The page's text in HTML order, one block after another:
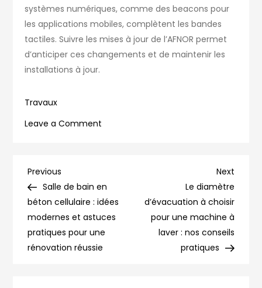
systèmes numériques, comme des beacons pour
les applications mobiles, complètent les bandes
tactiles. Suivre les mises à jour de l’AFNOR permet
d’anticiper ces changements et de maintenir les
installations à jour.
Travaux
Leave a Comment
guidage
PMR
:
guide
des
Navigation
de
l’article
Previous
Post
Previous
Salle de bain en
béton cellulaire : idées
modernes et astuces
pratiques pour une
rénovation réussie
Next
Post
Next
Le diamètre
d’évacuation à choisir
pour une machine à
laver : nos conseils
pratiques